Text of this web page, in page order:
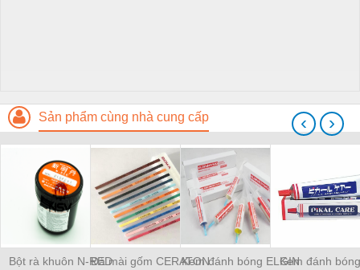
Sản phẩm cùng nhà cung cấp
Bột rà khuôn N-REDĐá mài gốm CERATONKem đánh bóng ELGINKem đánh
‹ ›